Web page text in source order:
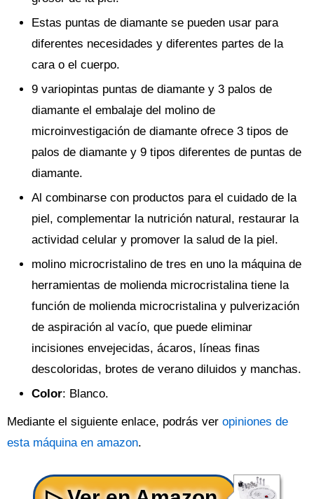
Estas puntas de diamante se pueden usar para
diferentes necesidades y diferentes partes de la
cara o el cuerpo.
9 variopintas puntas de diamante y 3 palos de
diamante el embalaje del molino de
microinvestigación de diamante ofrece 3 tipos de
palos de diamante y 9 tipos diferentes de puntas de
diamante.
Al combinarse con productos para el cuidado de la
piel, complementar la nutrición natural, restaurar la
actividad celular y promover la salud de la piel.
molino microcristalino de tres en uno la máquina de
herramientas de molienda microcristalina tiene la
función de molienda microcristalina y pulverización
de aspiración al vacío, que puede eliminar
incisiones envejecidas, ácaros, líneas finas
descoloridas, brotes de verano diluidos y manchas.
Color: Blanco.
Mediante el siguiente enlace, podrás ver opiniones de
esta máquina en amazon.